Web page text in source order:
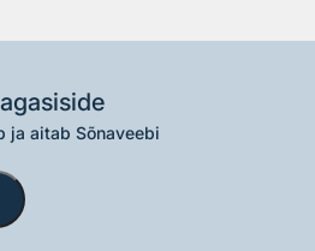
ja aitab Sõnaveebi